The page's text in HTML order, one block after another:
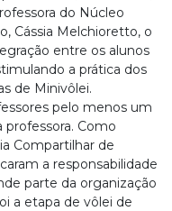
do Núcleo
Cássia Melchioretto, o
entre os alunos
a prática dos
de Minivôlei.
pelo menos um
professora. Como
Compartilhar de
a responsabilidade
parte da organização
a etapa de vôlei de